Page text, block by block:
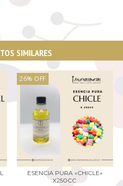
SIMILARES
26% OFF
ESENCIA PURA «CHICLE»
X250CC.